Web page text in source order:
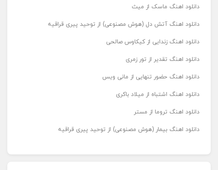
دانلود اهنگ ماسک از میث
دانلود اهنگ آتش دل (هوش مصنوعی) از توحید پیری قراقیه
دانلود اهنگ زندایی از کیکاوس صالحی
دانلود اهنگ تقدیر از تور زمری
دانلود اهنگ حضور تنهایی از مانی ویس
دانلود اهنگ اشتباه از میلاد باکری
دانلود اهنگ تروما از مستر
دانلود اهنگ بیمار (هوش مصنوعی) از توحید پیری قراقیه